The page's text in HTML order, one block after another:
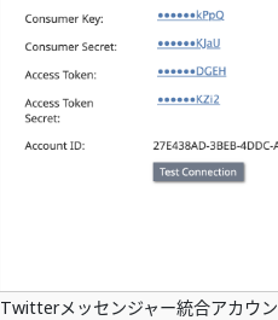
Twitterメッセンジャー統合アカウ